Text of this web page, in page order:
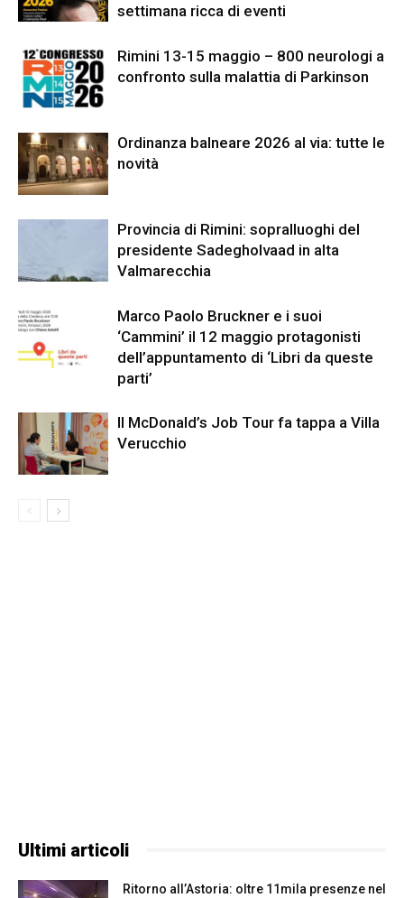
settimana ricca di eventi
Rimini 13-15 maggio – 800 neurologi a
confronto sulla malattia di Parkinson
Ordinanza balneare 2026 al via: tutte le
novità
Provincia di Rimini: sopralluoghi del
presidente Sadegholvaad in alta
Valmarecchia
Marco Paolo Bruckner e i suoi
‘Cammini’ il 12 maggio protagonisti
dell’appuntamento di ‘Libri da queste
parti’
Il McDonald’s Job Tour fa tappa a Villa
Verucchio
Ultimi articoli
Ritorno all’Astoria: oltre 11mila presenze nel